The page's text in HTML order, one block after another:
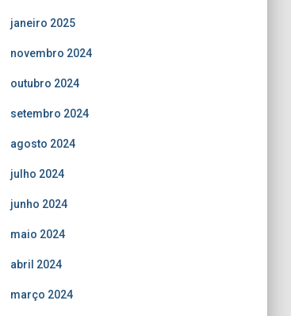
janeiro 2025
novembro 2024
outubro 2024
setembro 2024
agosto 2024
julho 2024
junho 2024
maio 2024
abril 2024
março 2024